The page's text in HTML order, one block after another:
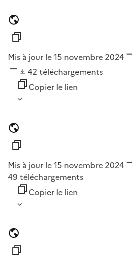
Mis à jour le 15 novembre 2024
42 téléchargements
Copier le lien
Mis à jour le 15 novembre 2024
49 téléchargements
Copier le lien